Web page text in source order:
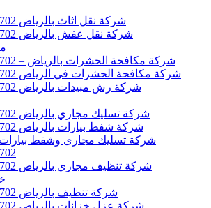
شركة نقل اثاث بالرياض 0552050702
شركة نقل عفش بالرياض 0552050702
شركة مكافحة الحشرات بالرياض – 0552050702
شركة مكافحة الحشرات في الرياض 0552050702
شركة رش مبيدات بالرياض 0552050702
شركة تسليك مجاري بالرياض 0552050702
شركة شفط بيارات بالرياض 0552050702
شركة تسليك مجارى وشفط بيارات
شركة تنظيف مجاري بالرياض 0552050702
شركة تنظيف بالرياض 0552050702
شركة عزل خزانات بالرياض 0552050702